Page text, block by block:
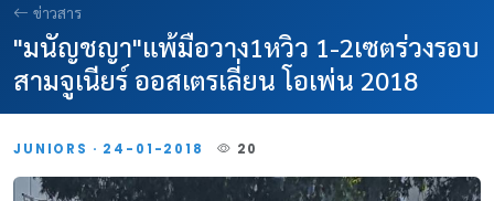
ข่าวสาร
"มนัญชญา"แพ้มือวาง1หวิว 1-2เซตร่วงรอบ
สามจูเนียร์ ออสเตรเลี่ยน โอเพ่น 2018
JUNIORS · 24-01-2018 20